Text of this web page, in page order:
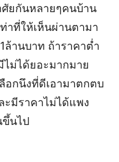
ศัยกันหลายๆคนบ้าน
าที่ให้เห็นผ่านตามา
ล้านบาท ถ้าราคาต่ำ
ม่ได้ยอะมากมาย
อกนึงที่ดีเอามาตกตบ
มีราคาไม่ได้แพง
ขึ้นไป